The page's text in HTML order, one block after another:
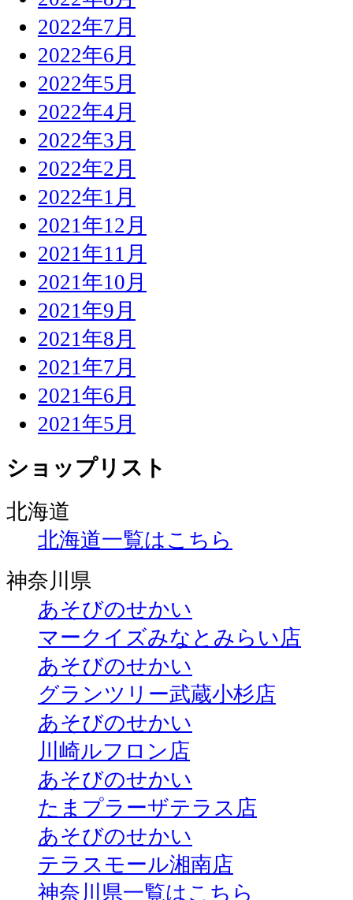
2022年7月
2022年6月
2022年5月
2022年4月
2022年3月
2022年2月
2022年1月
2021年12月
2021年11月
2021年10月
2021年9月
2021年8月
2021年7月
2021年6月
2021年5月
ショップリスト
北海道
北海道一覧はこちら
神奈川県
あそびのせかい
マークイズみなとみらい店
あそびのせかい
グランツリー武蔵小杉店
あそびのせかい
川崎ルフロン店
あそびのせかい
たまプラーザテラス店
あそびのせかい
テラスモール湘南店
神奈川県一覧はこちら